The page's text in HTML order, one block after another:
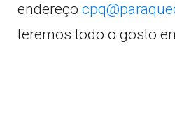
endereço
teremos todo o gosto